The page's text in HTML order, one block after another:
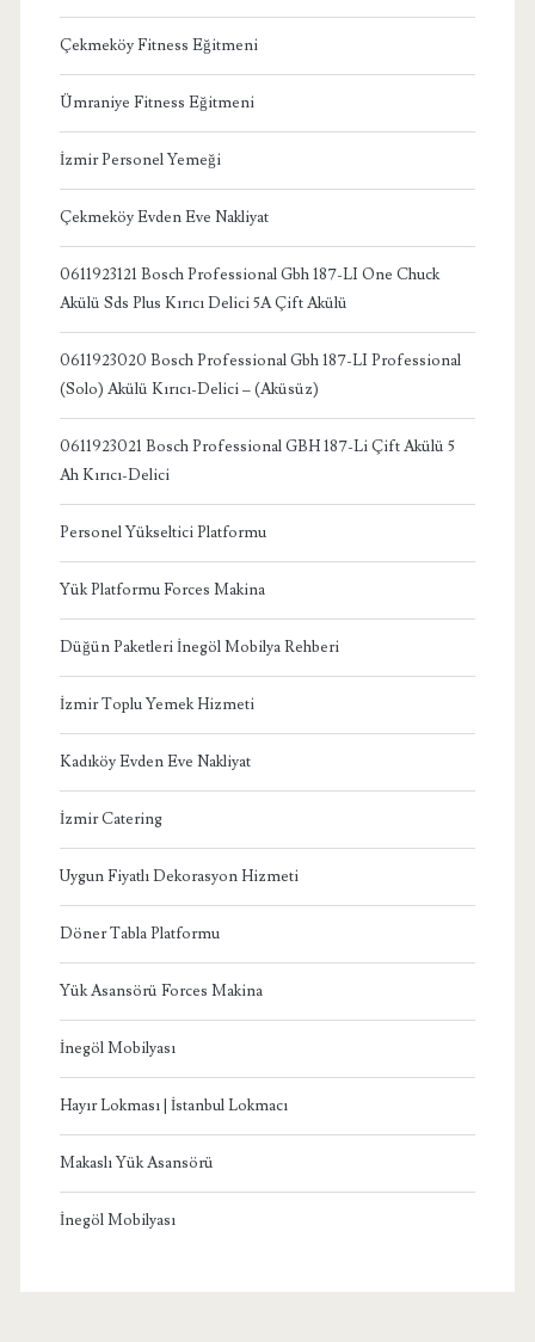
Çekmeköy Fitness Eğitmeni
Ümraniye Fitness Eğitmeni
İzmir Personel Yemeği
Çekmeköy Evden Eve Nakliyat
0611923121 Bosch Professional Gbh 187-LI One Chuck
Akülü Sds Plus Kırıcı Delici 5A Çift Akülü
0611923020 Bosch Professional Gbh 187-LI Professional
(Solo) Akülü Kırıcı-Delici – (Aküsüz)
0611923021 Bosch Professional GBH 187-Li Çift Akülü 5
Ah Kırıcı-Delici
Personel Yükseltici Platformu
Yük Platformu Forces Makina
Düğün Paketleri İnegöl Mobilya Rehberi
İzmir Toplu Yemek Hizmeti
Kadıköy Evden Eve Nakliyat
İzmir Catering
Uygun Fiyatlı Dekorasyon Hizmeti
Döner Tabla Platformu
Yük Asansörü Forces Makina
İnegöl Mobilyası
Hayır Lokması | İstanbul Lokmacı
Makaslı Yük Asansörü
İnegöl Mobilyası